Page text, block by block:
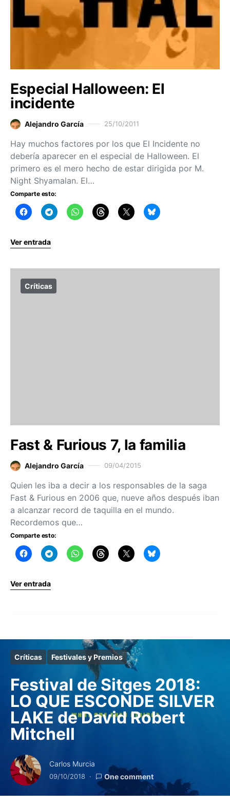
Especial Halloween: El
incidente
Alejandro García 25/10/2011
Hay muchos factores por los que El Incidente no
debería aparecer en el especial de Halloween. El
primero es el mero hecho de estar dirigida por M.
Night Shyamalan. El…
Comparte esto:
Ver entrada
Críticas
Fast & Furious 7, la familia
Alejandro García 09/04/2015
Quien les iba a decir a los responsables de la saga
Fast & Furious en 2006 que, nueve años después iban
a alcanzar record de taquilla en el mundo.
Recordemos que…
Comparte esto:
Ver entrada
Críticas Festivales y Premios
Festival de Sitges 2018:
LO QUE ESCONDE SILVER
LAKE de David Robert
Mitchell
Carlos Murcia
09/10/2018 One comment